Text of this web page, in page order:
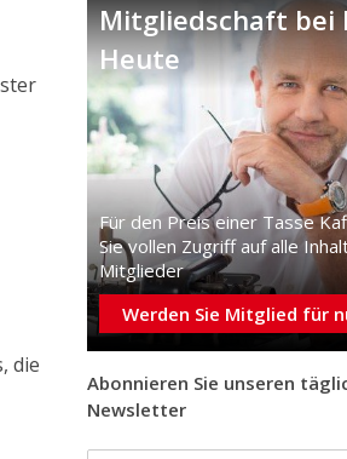
die
Mitgliedschaft bei
Heute
Für den Preis einer Tasse
Sie vollen Zugriff auf alle
Mitglieder
Werden Sie Mitglied für
Abonnieren Sie unseren
Newsletter